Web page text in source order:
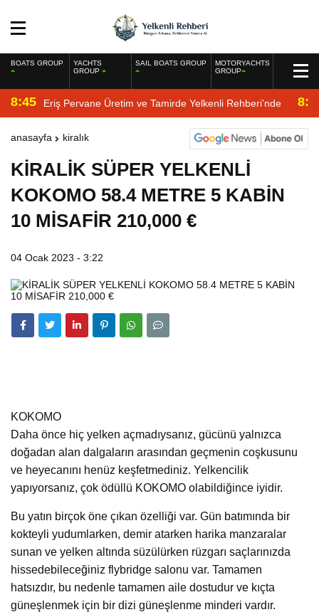
BOATS GROUP
YACHTS
GROUP
SAIL BOATS GROUP
MOTORYACHTS
GROUP
8:45 Eriş Pervane Üretim ve Tamirde Yelkenli Rehberi’nde
anasayfa kiralık
KİRALİK SÜPER YELKENLİ
KOKOMO 58.4 METRE 5 KABİN
10 MİSAFİR 210,000 €
04 Ocak 2023 - 3:22
KOKOMO
Daha önce hiç yelken açmadıysanız, gücünü yalnızca
doğadan alan dalgaların arasından geçmenin coşkusunu
ve heyecanını henüz keşfetmediniz. Yelkencilik
yapıyorsanız, çok ödüllü KOKOMO olabildiğince iyidir.
Bu yatın birçok öne çıkan özelliği var. Gün batımında bir
kokteyli yudumlarken, demir atarken harika manzaralar
sunan ve yelken altında süzülürken rüzgarı saçlarınızda
hissedebileceğiniz flybridge salonu var. Tamamen
hatsızdır, bu nedenle tamamen aile dostudur ve kıçta
güneşlenmek için bir dizi güneşlenme minderi vardır.